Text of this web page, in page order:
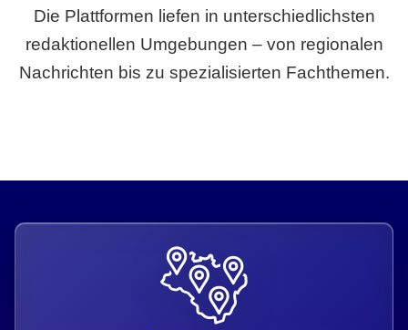
Die Plattformen liefen in unterschiedlichsten
redaktionellen Umgebungen – von regionalen
Nachrichten bis zu spezialisierten Fachthemen.